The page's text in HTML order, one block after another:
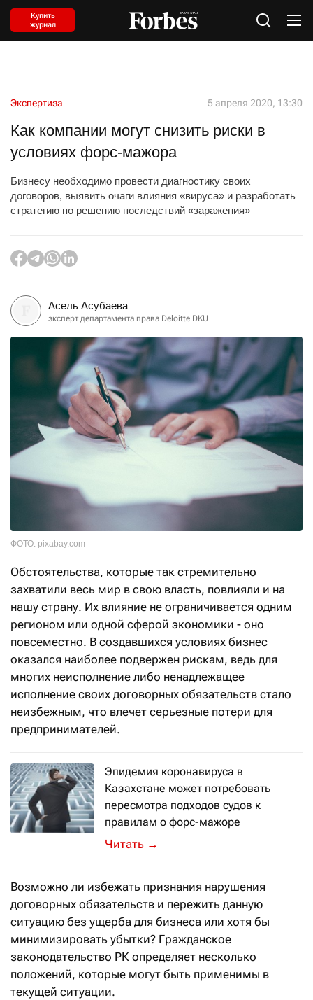
Купить
журнал
Экспертиза 5 апреля 2020, 13:30
Как компании могут снизить риски в
условиях форс-мажора
Бизнесу необходимо провести диагностику своих
договоров, выявить очаги влияния «вируса» и разработать
стратегию по решению последствий «заражения»
Асель Асубаева
эксперт департамента права Deloitte DKU
ФОТО: pixabay.com
Обстоятельства, которые так стремительно
захватили весь мир в свою власть, повлияли и на
нашу страну. Их влияние не ограничивается одним
регионом или одной сферой экономики - оно
повсеместно. В создавшихся условиях бизнес
оказался наиболее подвержен рискам, ведь для
многих неисполнение либо ненадлежащее
исполнение своих договорных обязательств стало
неизбежным, что влечет серьезные потери для
предпринимателей.
Эпидемия коронавируса в
Казахстане может потребовать
пересмотра подходов судов к
правилам о форс-мажоре
В Казахстане форс-мажор не
→
Возможно ли избежать признания нарушения
договорных обязательств и пережить данную
ситуацию без ущерба для бизнеса или хотя бы
минимизировать убытки? Гражданское
законодательство РК определяет несколько
положений, которые могут быть применимы в
текущей ситуации.